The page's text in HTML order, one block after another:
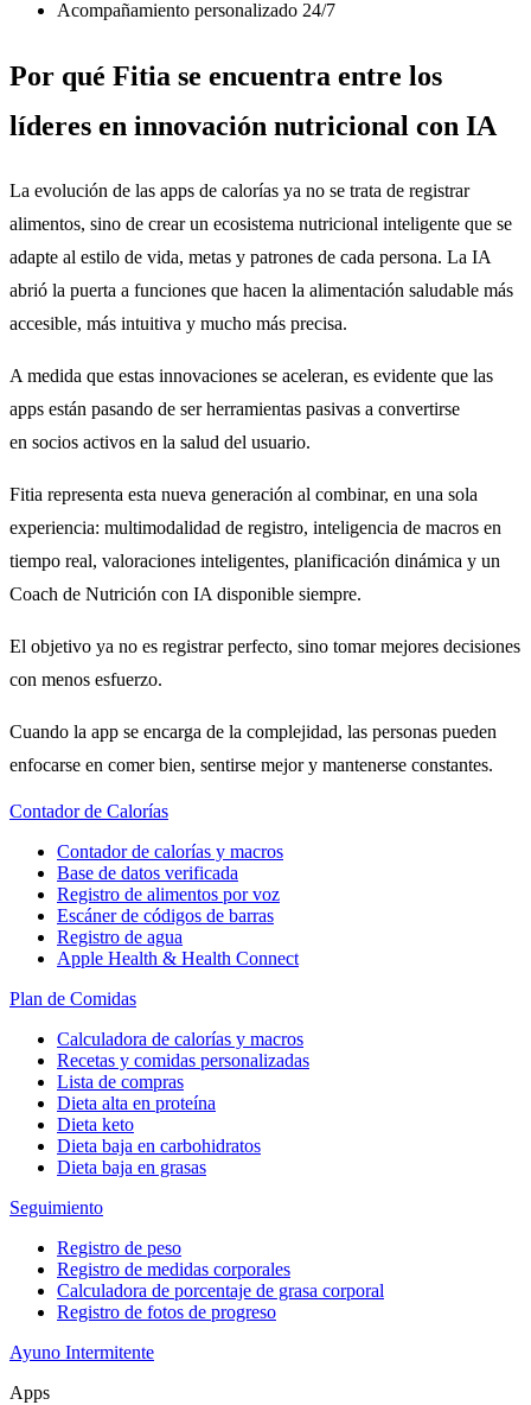
Acompañamiento personalizado 24/7
Por qué Fitia se encuentra entre los
líderes en innovación nutricional con IA
La evolución de las apps de calorías ya no se trata de registrar
alimentos, sino de crear un ecosistema nutricional inteligente que se
adapte al estilo de vida, metas y patrones de cada persona. La IA
abrió la puerta a funciones que hacen la alimentación saludable más
accesible, más intuitiva y mucho más precisa.
A medida que estas innovaciones se aceleran, es evidente que las
apps están pasando de ser herramientas pasivas a convertirse
en socios activos en la salud del usuario.
Fitia representa esta nueva generación al combinar, en una sola
experiencia: multimodalidad de registro, inteligencia de macros en
tiempo real, valoraciones inteligentes, planificación dinámica y un
Coach de Nutrición con IA disponible siempre.
El objetivo ya no es registrar perfecto, sino tomar mejores decisiones
con menos esfuerzo.
Cuando la app se encarga de la complejidad, las personas pueden
enfocarse en comer bien, sentirse mejor y mantenerse constantes.
Contador de Calorías
Contador de calorías y macros
Base de datos verificada
Registro de alimentos por voz
Escáner de códigos de barras
Registro de agua
Apple Health & Health Connect
Plan de Comidas
Calculadora de calorías y macros
Recetas y comidas personalizadas
Lista de compras
Dieta alta en proteína
Dieta keto
Dieta baja en carbohidratos
Dieta baja en grasas
Seguimiento
Registro de peso
Registro de medidas corporales
Calculadora de porcentaje de grasa corporal
Registro de fotos de progreso
Ayuno Intermitente
Apps